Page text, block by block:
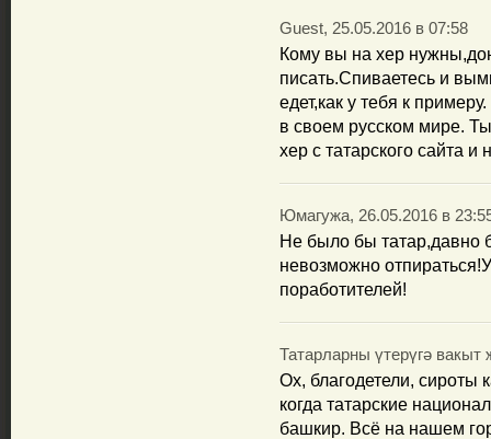
Guest, 25.05.2016 в 07:58
Кому вы на хер
писать.Спиваетесь и
едет,как у тебя к
в своем русском мире.
хер с татарского сайта и
Юмагужа, 26.05.2016 в
Не было бы татар,давно
невозможно
поработителей!
Татарларны үтерүгә вакыт
Ох, благодетели, сироты
когда татарские
башкир. Всё на нашем